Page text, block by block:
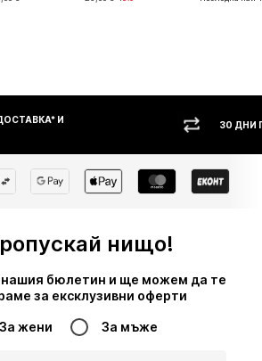
И
30 ДНИ ПРАВО
нищо!
нашия бюлетин и ще можем да те
за ексклузивни оферти
За жени За мъже